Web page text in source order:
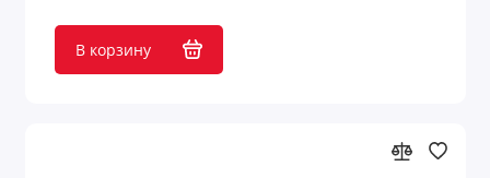
В корзину